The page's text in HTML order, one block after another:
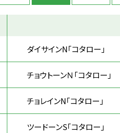
ダイサインN「コタロー」
チョウトーンＮ「コタロー」
チョレインN「コタロー」
ツードーンS「コタロー」